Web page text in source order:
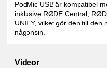
PodMic USB är kompatibel
inklusive RØDE Central,
UNIFY, vilket gör den till den
någonsin.
Videor